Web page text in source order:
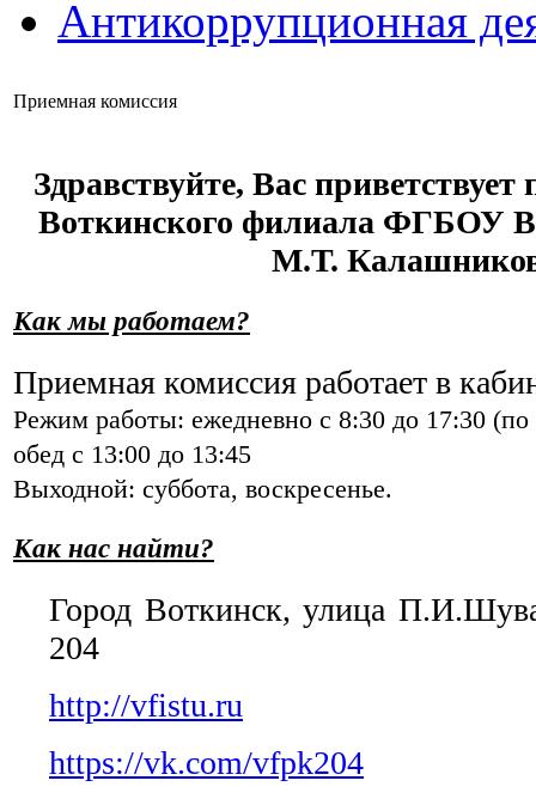
Антикоррупционная
Приемная комиссия
Здравствуйте, Вас
Воткинского филиала ФГБОУ
М.Т.
Как мы работаем?
Приемная комиссия работает в
Режим работы: ежедневно с 8:30 до 17:30
обед с 13:00 до 13:45
Выходной: суббота, воскресенье.
Как нас найти?
Город Воткинск, улица
204
http://vfistu.ru
https://vk.com/vfpk204